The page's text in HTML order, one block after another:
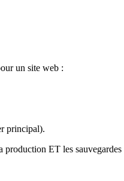
un site web :
principal).
ET les